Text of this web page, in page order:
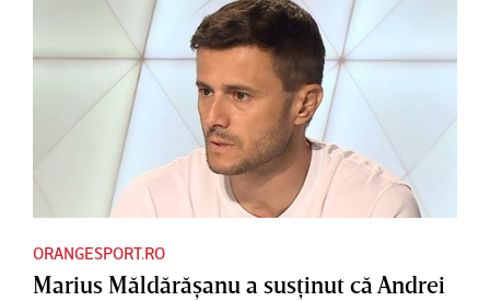
ORANGESPORT.RO
Marius Măldărăşanu a susţinut că Andrei